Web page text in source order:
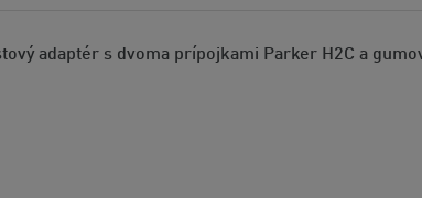
adaptér s dvoma prípojkami Parker H2C a